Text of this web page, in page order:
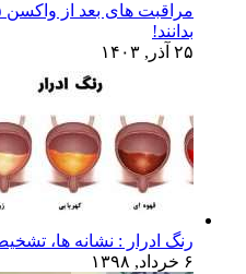
بدانند!
۲۵ آذر, ۱۴۰۳
رنگ ادرار : نشانه ها،
۶ خرداد, ۱۳۹۸